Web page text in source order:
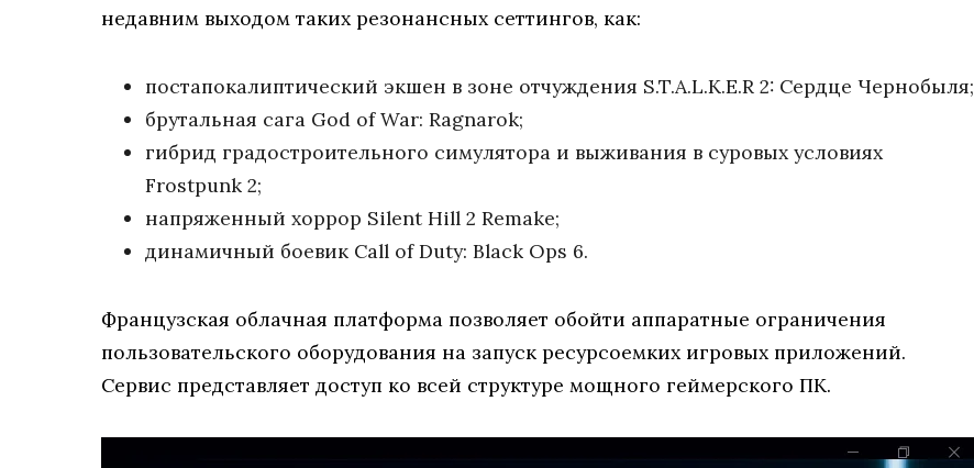
недавним выходом таких резонансных сеттингов, как:
постапокалиптический экшен в зоне отчуждения S.T.A.L.K.E.R 2: Сердце Чернобыля;
брутальная сага God of War: Ragnarok;
гибрид градостроительного симулятора и выживания в суровых условиях
Frostpunk 2;
напряженный хоррор Silent Hill 2 Remake;
динамичный боевик Call of Duty: Black Ops 6.
Французская облачная платформа позволяет обойти аппаратные ограничения
пользовательского оборудования на запуск ресурсоемких игровых приложений.
Сервис представляет доступ ко всей структуре мощного геймерского ПК.